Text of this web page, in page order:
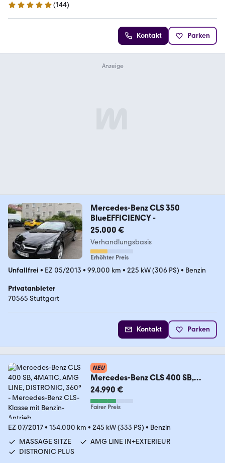
4.9 Sterne
(144)
Kontakt Parken
Mercedes-Benz CLS 350
BlueEFFICIENCY -
25.000 €
Verhandlungsbasis
Erhöhter Preis
Unfallfrei • EZ 05/2013 • 99.000 km • 225 kW (306 PS) • Benzin
Privatanbieter
70565 Stuttgart
Kontakt Parken
NEU
Mercedes-Benz CLS 400 SB,
4MATIC, AMG LINE, DISTRONIC,
360°
24.990 €
Fairer Preis
EZ 07/2017• 154.000 km • 245 kW (333 PS) • Benzin
MASSAGE SITZE
AMG LINE IN+EXTERIEUR
DISTRONIC PLUS